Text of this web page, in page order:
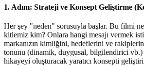
1. Adım: Strateji ve Konsept Geliştirme
Her şey "neden" sorusuyla başlar. Bu filmi
kitlemiz kim? Onlara hangi mesajı vermek
markanızın kimliğini, hedeflerini ve
tonunu (dinamik, duygusal, bilgilendirici vb.)
hikayeyi oluşturacak yaratıcı konsepti